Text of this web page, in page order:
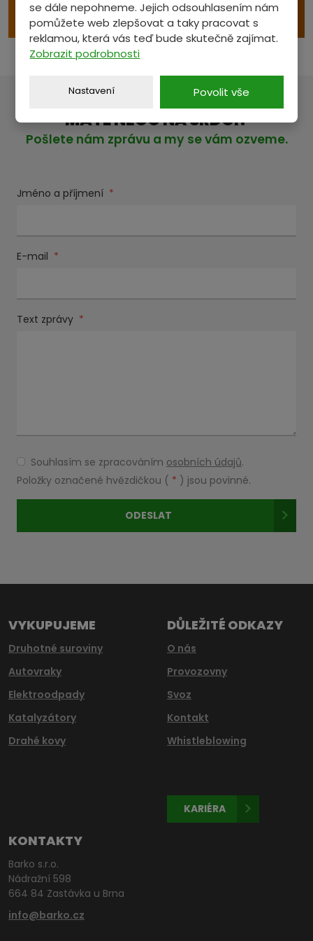
eVÝKUP S ODVOZEM
MÁTE NĚCO NA SRDCI?
Pošlete nám zprávu a my se vám ozveme.
Jméno a příjmení *
E-mail *
Text zprávy *
Souhlasím
se
zpracováním
osobních
Souhlasím se zpracováním osobních údajů.
Položky označené hvězdičkou ( * ) jsou povinné.
ODESLAT
nepodařilo
VYKUPUJEME
Druhotné suroviny
Autovraky
Elektroodpady
Katalyzátory
Drahé kovy
DŮLEŽITÉ ODKAZY
O nás
Provozovny
Svoz
Kontakt
Whistleblowing
KARIÉRA
KONTAKTY
Barko s.r.o.
Nádražní 598
664 84 Zastávka u Brna
info@barko.cz
se dále nepohneme. Jejich odsouhlasením nám
pomůžete web zlepšovat a taky pracovat s
reklamou, která vás teď bude skutečně zajímat.
Zobrazit podrobnosti
Nastavení Povolit vše